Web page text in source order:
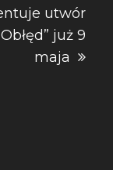
utwór
już 9
maja